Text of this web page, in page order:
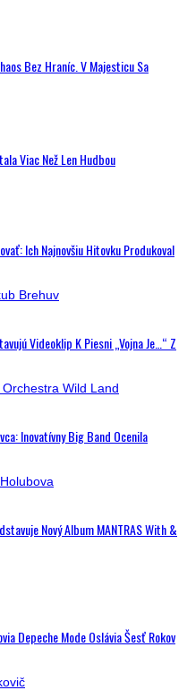
Bez Hraníc. V Majesticu Sa
Viac Než Len Hudbou
Ich Najnovšiu Hitovku Produkoval
Videoklip K Piesni „Vojna Je…“ Z
Inovatívny Big Band Ocenila
Nový Album MANTRAS With &
Depeche Mode Oslávia Šesť Rokov